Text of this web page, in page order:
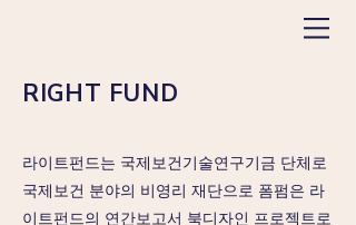
RIGHT FUND
라이트펀드는 국제보건기술연구기금 단체로
국제보건 분야의 비영리 재단으로 폼펌은 라
이트펀드의 연간보고서 북디자인 프로젝트로